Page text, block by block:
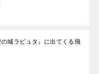
城ラピュタ』に出てくる飛